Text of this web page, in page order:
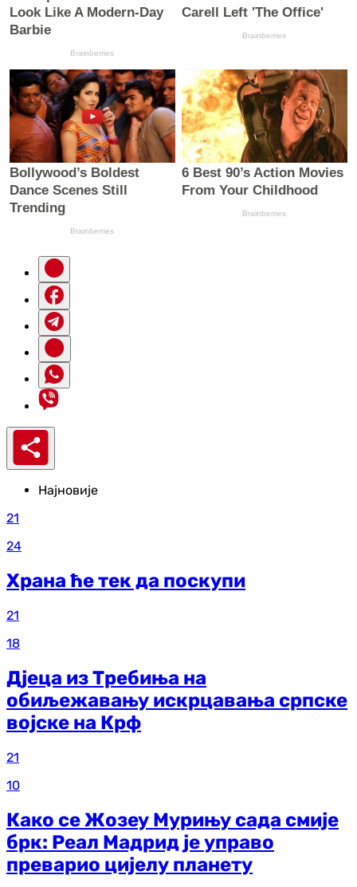
Најновије
21
24
Храна ће тек да поскупи
21
18
Дјеца из Требиња на
обиљежавању искрцавања српске
војске на Крф
21
10
Како се Жозеу Мурињу сада смије
брк: Реал Мадрид је управо
преварио цијелу планету